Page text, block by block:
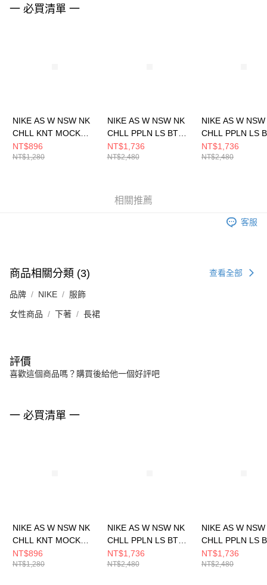
３．未成年的使用者請事先徵得法定代理人或監護人之同意方可使用
「AFTEE先享後付」，若未經同意申辦者引起之損失，本公司不負相關責
一 必買清單 一
NIKE AS W NSW NK
CHLL KNT MOCK
TEE 女 長袖上衣
HV5028110
NT$896
NT$1,280
NIKE AS W NSW NK
CHLL PPLN LS BTN T
女 長袖上衣
HJ0716006
NT$1,736
NT$2,480
NIKE AS W
CHLL PPLN LS
女 長袖上衣
HJ0716100
NT$1,736
NT$2,480
相關推薦
客服
商品相關分類 (3) 查看全部
品牌 NIKE 服飾
女性商品 下著 長裙
評價
喜歡這個商品嗎？購買後給他一個好評吧
一 必買清單 一
NIKE AS W NSW NK
CHLL KNT MOCK
TEE 女 長袖上衣
HV5028110
NT$896
NT$1,280
NIKE AS W NSW NK
CHLL PPLN LS BTN T
女 長袖上衣
HJ0716006
NT$1,736
NT$2,480
NIKE AS W
CHLL PPLN LS
女 長袖上衣
HJ0716100
NT$1,736
NT$2,480